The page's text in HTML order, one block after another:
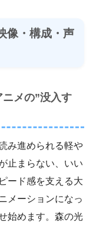
像・構成・声
メの”没入す
み進められる軽や
止まらない、いい
ード感を支える大
メーションになっ
始めます。森の光